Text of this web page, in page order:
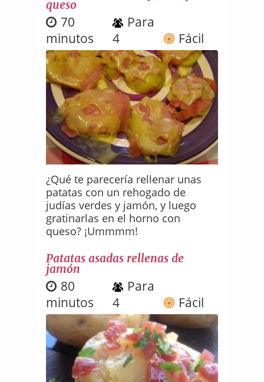
queso
70
minutos
Para
4
Fácil
¿Qué te parecería rellenar unas
patatas con un rehogado de
judías verdes y jamón, y luego
gratinarlas en el horno con
queso? ¡Ummmm!
Patatas asadas rellenas de
jamón
80
minutos
Para
4
Fácil